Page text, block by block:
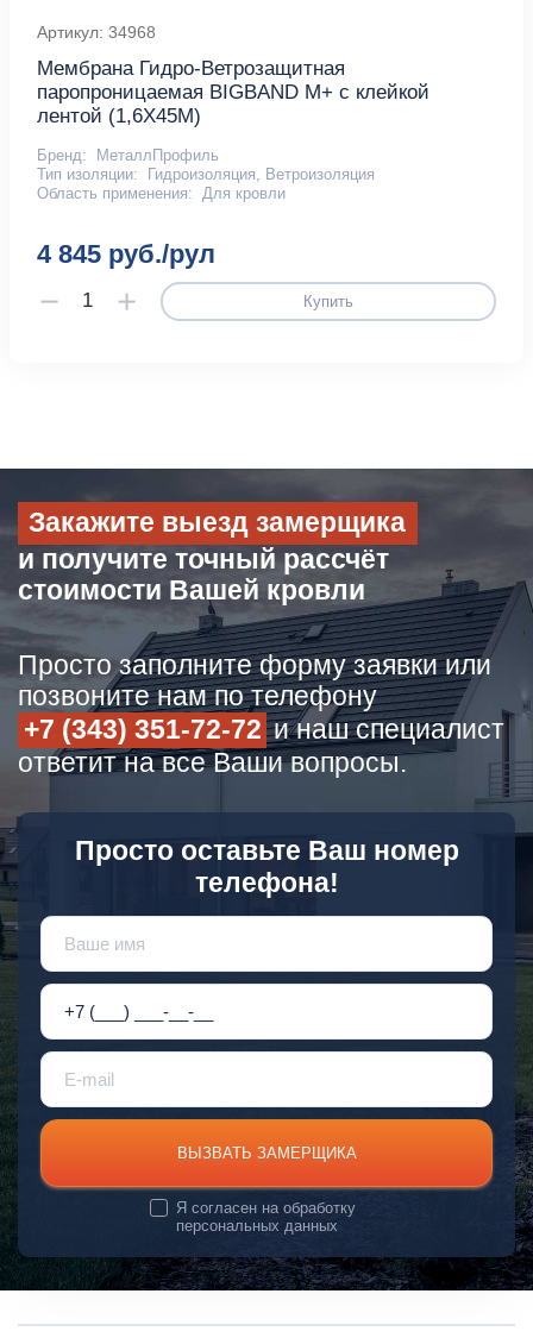
Артикул: 34968
Мембрана Гидро-Ветрозащитная
паропроницаемая BIGBAND М+ с клейкой
лентой (1,6Х45М)
Бренд:
МеталлПрофиль
Тип изоляции:
Гидроизоляция, Ветроизоляция
Область применения: Для кровли
4 845 руб./рул
Купить
Закажите выезд замерщика
и получите точный рассчёт
стоимости Вашей кровли
Просто заполните форму заявки или
позвоните нам по телефону
+7 (343) 351-72-72 и наш специалист
ответит на все Ваши вопросы.
Просто оставьте Ваш номер
телефона!
ВЫЗВАТЬ ЗАМЕРЩИКА
Я согласен наобработку
персональных данных